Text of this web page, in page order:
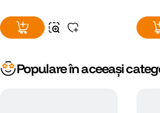
Populare în aceeași